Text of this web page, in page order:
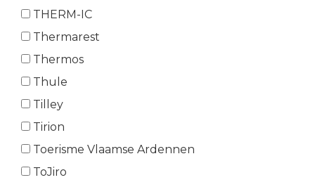
THERM-IC
Thermarest
Thermos
Thule
Tilley
Tirion
Toerisme Vlaamse Ardennen
ToJiro